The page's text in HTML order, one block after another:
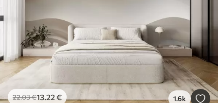
22.03€13.22€ 1.6k